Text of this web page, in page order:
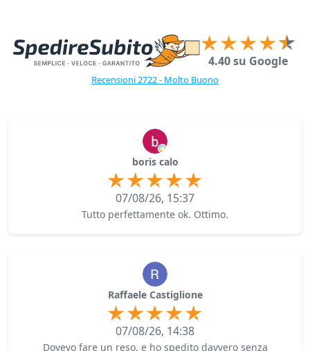
4.40 su Google
Recensioni 2722 - Molto Buono
boris calo
07/08/26, 15:37
Tutto perfettamente ok. Ottimo.
Raffaele Castiglione
07/08/26, 14:38
Dovevo fare un reso, e ho spedito davvero senza